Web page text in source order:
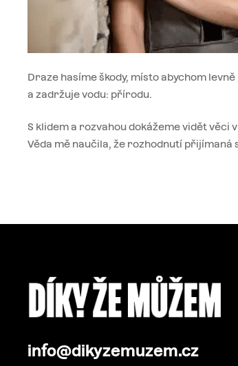
Draze hasíme škody, místo abychom
a zadržuje vodu: přírodu.
S klidem a rozvahou dokážeme vidět věci
Věda mě naučila, že rozhodnutí přijímaná
info@dikyzemuzem.cz